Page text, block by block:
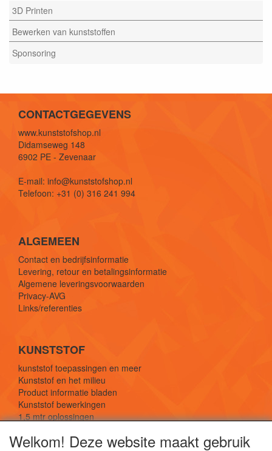
3D Printen
Bewerken van kunststoffen
Sponsoring
CONTACTGEGEVENS
www.kunststofshop.nl
Didamseweg 148
6902 PE - Zevenaar
E-mail: info@kunststofshop.nl
Telefoon: +31 (0) 316 241 994
ALGEMEEN
Contact en bedrijfsinformatie
Levering, retour en betalingsinformatie
Algemene leveringsvoorwaarden
Privacy-AVG
Links/referenties
KUNSTSTOF
kunststof toepassingen en meer
Kunststof en het milieu
Product informatie bladen
Kunststof bewerkingen
1,5 mtr oplossingen
Welkom! Deze website maakt gebruik